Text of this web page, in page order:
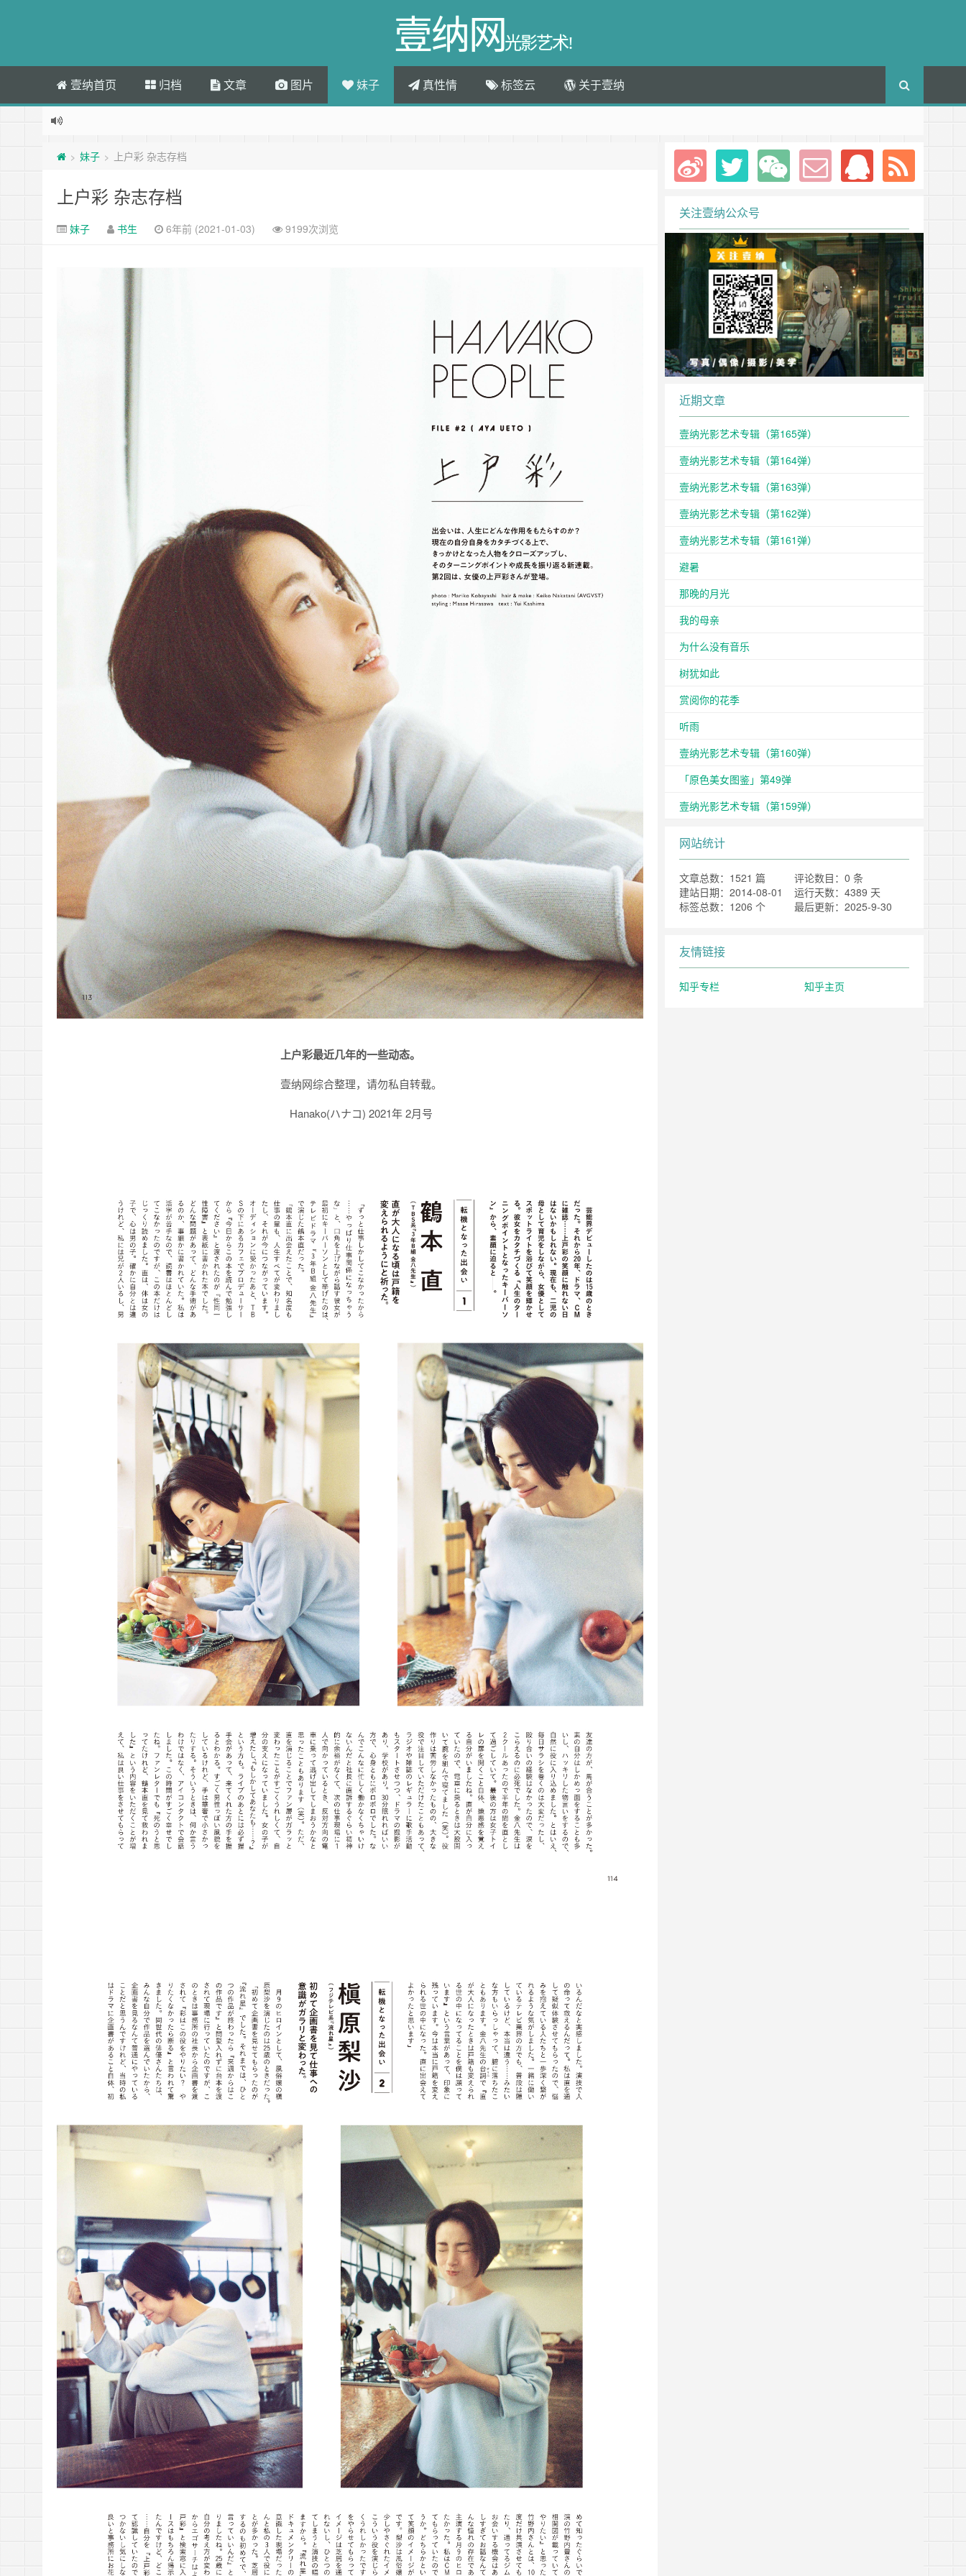
壹纳网光影艺术!
壹纳首页 归档 文章 图片 妹子 真性情 标签云 关于壹纳
> 妹子 > 上户彩 杂志存档
上户彩 杂志存档
妹子 书生 6年前 (2021-01-03) 9199次浏览
上户彩最近几年的一些动态。
壹纳网综合整理，请勿私自转载。
Hanako(ハナコ) 2021年 2月号
关注壹纳公众号
近期文章
壹纳光影艺术专辑（第165弹）
壹纳光影艺术专辑（第164弹）
壹纳光影艺术专辑（第163弹）
壹纳光影艺术专辑（第162弹）
壹纳光影艺术专辑（第161弹）
避暑
那晚的月光
我的母亲
为什么没有音乐
树犹如此
赏阅你的花季
听雨
壹纳光影艺术专辑（第160弹）
「原色美女图鉴」第49弹
壹纳光影艺术专辑（第159弹）
网站统计
文章总数：1521 篇
评论数目：0 条
建站日期：2014-08-01
运行天数：4389 天
标签总数：1206 个
最后更新：2025-9-30
友情链接
知乎专栏 知乎主页